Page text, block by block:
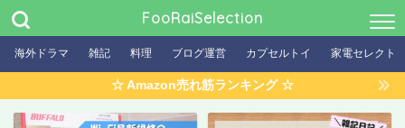
FooRaiSelection
海外ドラマ 雑記 料理 ブログ運営 カプセルトイ 家電セレクト
☆ Amazon売れ筋ランキング ☆